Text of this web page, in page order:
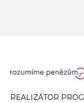
REALIZÁTOR